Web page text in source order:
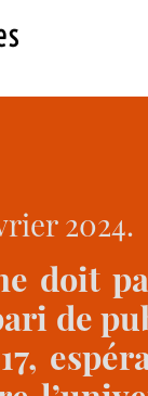
2024.
doit
de